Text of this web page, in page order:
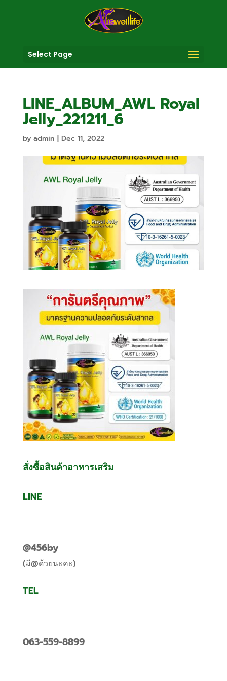
Select Page
LINE_ALBUM_AWL Royal
Jelly_221211_6
by admin Dec 11, 2022
สั่งซื้อสินค้าอาหารเสริม
LINE
@456by
(มี@ด้วยนะคะ)
TEL
063-559-8899